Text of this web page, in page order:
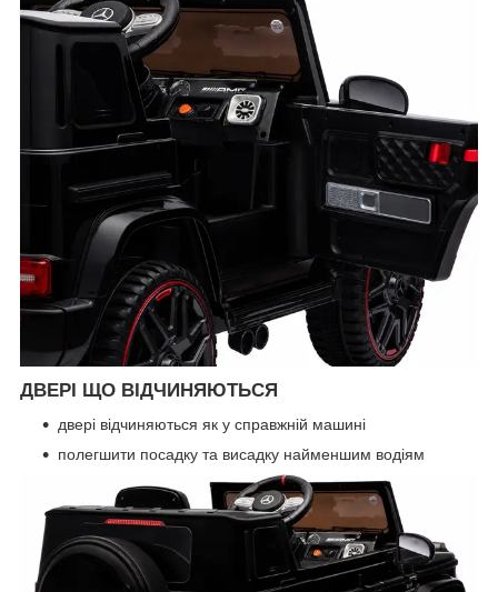
ДВЕРІ ЩО ВІДЧИНЯЮТЬСЯ
двері відчиняються як у справжній машині
полегшити посадку та висадку найменшим водіям